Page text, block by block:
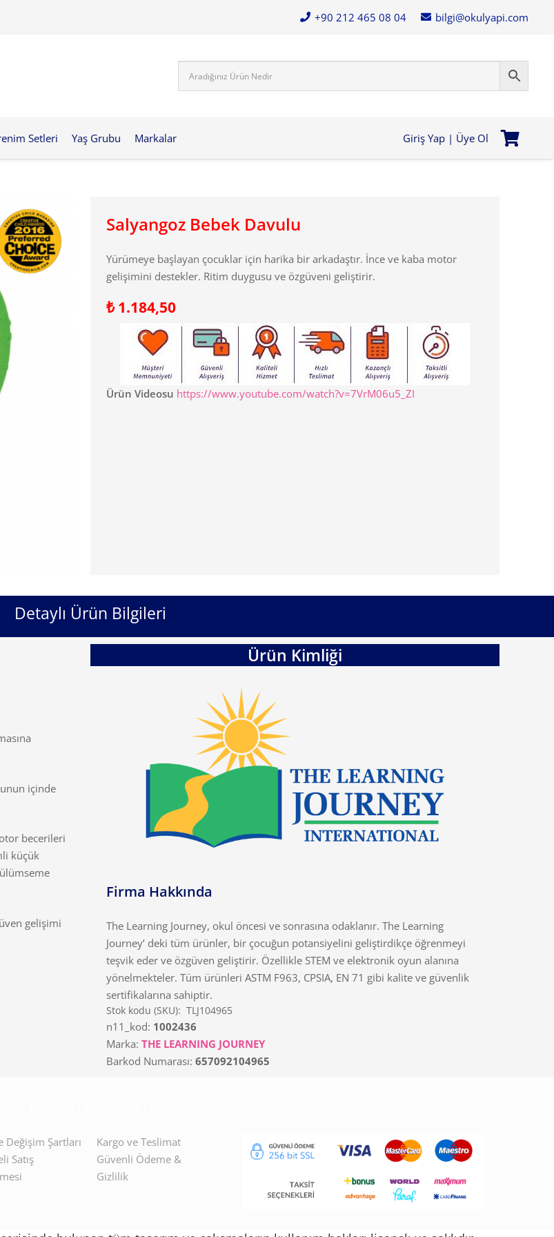
+90 212 465 08 04 bilgi@okulyapi.com
Setleri Yaş Grubu Markalar Giriş Yap | Üye Ol
Salyangoz Bebek Davulu
Yürümeye başlayan çocuklar için harika bir arkadaştır. İnce ve kaba motor
gelişimini destekler. Ritim duygusu ve özgüveni geliştirir.
₺1.184,50
Ürün Videosu https://www.youtube.com/watch?v=7VrM06u5_ZI
Detaylı Ürün Bilgileri
içinde
becerileri
küçük
gelişimi
Ürün Kimliği
Firma Hakkında
The Learning Journey, okul öncesi ve sonrasına odaklanır. The Learning
Journey’ deki tüm ürünler, bir çocuğun potansiyelini geliştirdikçe öğrenmeyi
teşvik eder ve özgüven geliştirir. Özellikle STEM ve elektronik oyun alanına
yönelmekteler. Tüm ürünleri ASTM F963, CPSIA, EN 71 gibi kalite ve güvenlik
sertifikalarına sahiptir.
Stok kodu (SKU): TLJ104965
n11_kod: 1002436
Marka: THE LEARNING JOURNEY
Barkod Numarası: 657092104965
Değişim Şartları
Satış
Kargo ve Teslimat
Güvenli Ödeme &
Gizlilik